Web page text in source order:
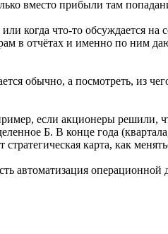
вместо прибыли там
когда что-то обсуждается
в отчётах и именно по ним
обычно, а посмотреть, из
если акционеры решили,
Б. В конце года
карта, как
автоматизация